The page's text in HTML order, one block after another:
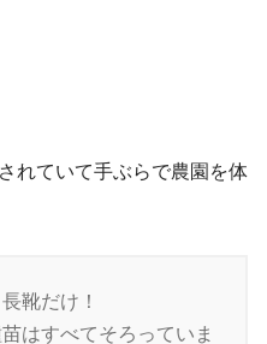
れていて手ぶらで農園を体
靴だけ！
はすべてそろっていま